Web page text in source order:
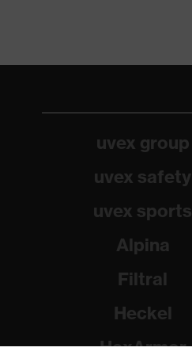
uvex group
uvex safety
uvex sports
Alpina
Filtral
Heckel
HexArmor